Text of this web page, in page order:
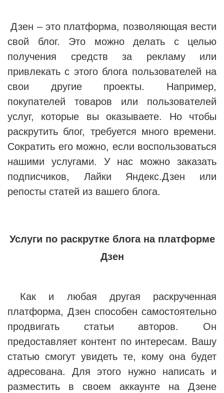
Дзен – это платформа, позволяющая вести
свой блог. Это можно делать с целью
получения средств за рекламу или
привлекать с этого блога пользователей на
свои другие проекты. Например,
покупателей товаров или пользователей
услуг, которые вы оказываете. Но чтобы
раскрутить блог, требуется много времени.
Сократить его можно, если воспользоваться
нашими услугами. У нас можно заказать
подписчиков, Лайки Яндекс.Дзен или
репосты статей из вашего блога.
Услуги по раскрутке блога на платформе
Дзен
Как и любая другая раскрученная
платформа, Дзен способен самостоятельно
продвигать статьи авторов. Он
предоставляет контент по интересам. Вашу
статью смогут увидеть те, кому она будет
адресована. Для этого нужно написать и
разместить в своем аккаунте на Дзене